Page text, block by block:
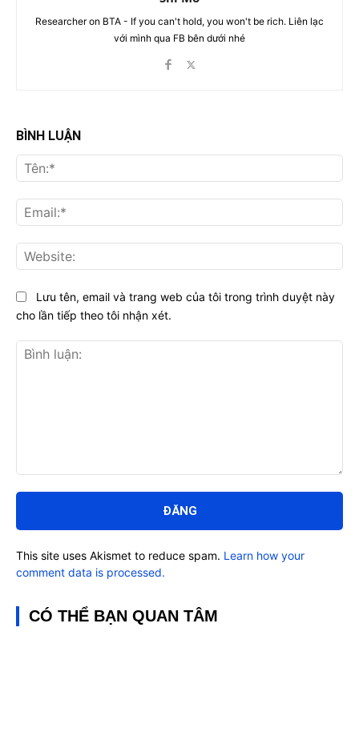
Researcher on BTA - If you can't hold, you won't be rich. Liên lạc
với mình qua FB bên dưới nhé
BÌNH LUẬN
luận:
Lưu tên, email và trang web của tôi trong trình duyệt này
cho lần tiếp theo tôi nhận xét.
This site uses Akismet to reduce spam. Learn how your
comment data is processed.
CÓ THỂ BẠN QUAN TÂM